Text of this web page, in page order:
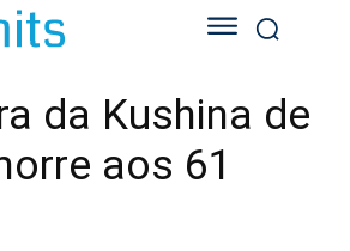
da Kushina de
aos 61